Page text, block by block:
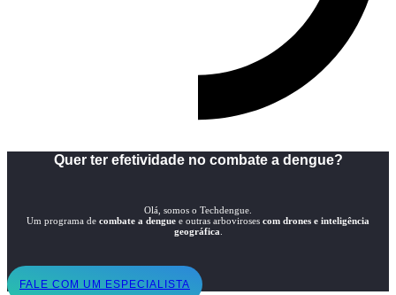
Quer ter efetividade no combate a dengue?
Olá, somos o Techdengue.
Um programa de combate a dengue e outras arboviroses com drones e inteligência
geográfica
FALE COM UM ESPECIALISTA